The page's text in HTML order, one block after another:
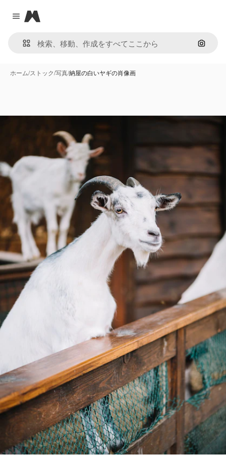
Close menu
Magnific
画像で
ホーム/ストック/写真/納屋の白いヤギの肖像画